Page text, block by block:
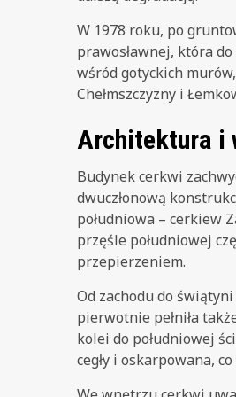
W 1978 roku, po
prawosławnej, która
wśród gotyckich
Chełmszczyzny i
Architektura i
Budynek cerkwi
dwuczłonową
południowa – cerkiew
przęśle południowej
przepierzeniem.
Od zachodu do
pierwotnie pełniła
kolei do południowej
cegły i oskarpowana,